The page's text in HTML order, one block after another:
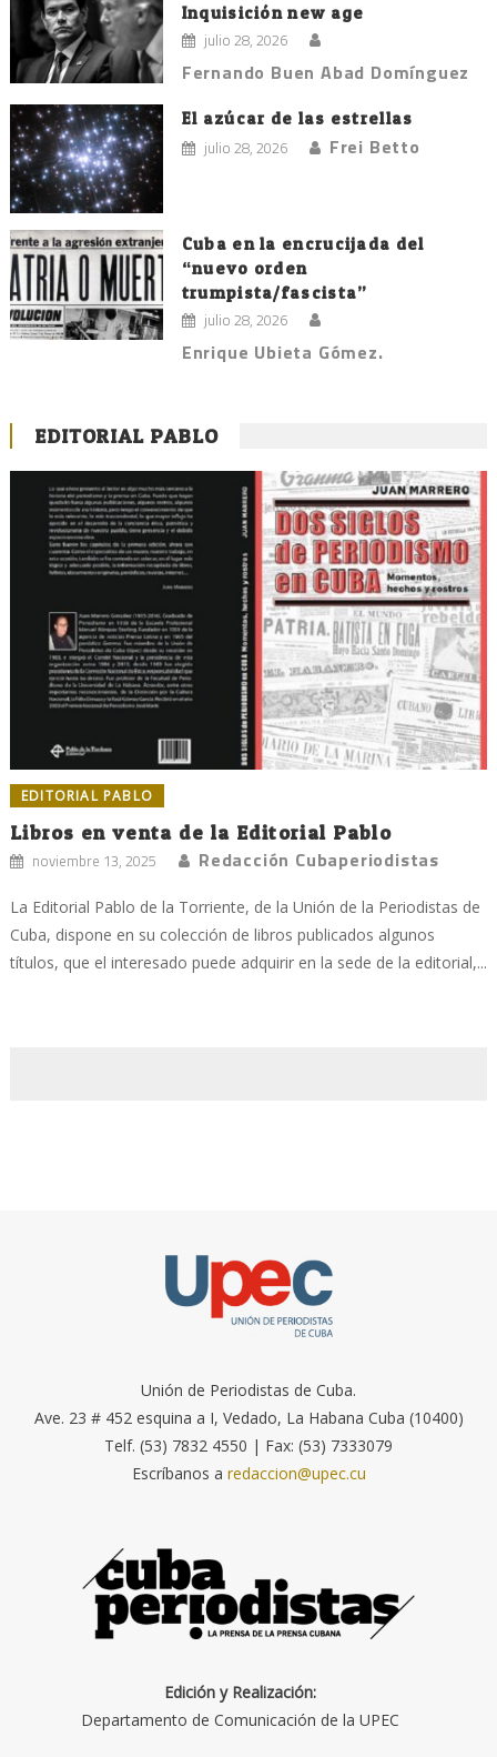
Inquisición new age
julio 28, 2026
Fernando Buen Abad Domínguez
El azúcar de las estrellas
julio 28, 2026 Frei Betto
Cuba en la encrucijada del
“nuevo orden
trumpista/fascista”
julio 28, 2026
Enrique Ubieta Gómez.
EDITORIAL PABLO
EDITORIAL PABLO
Libros en venta de la Editorial Pablo
noviembre 13, 2025 Redacción Cubaperiodistas
La Editorial Pablo de la Torriente, de la Unión de la Periodistas de
Cuba, dispone en su colección de libros publicados algunos
títulos, que el interesado puede adquirir en la sede de la editorial,...
Unión de Periodistas de Cuba.
Ave. 23 # 452 esquina a I, Vedado, La Habana Cuba (10400)
Telf. (53) 7832 4550 | Fax: (53) 7333079
Escríbanos a redaccion@upec.cu
Edición y Realización:
Departamento de Comunicación de la UPEC